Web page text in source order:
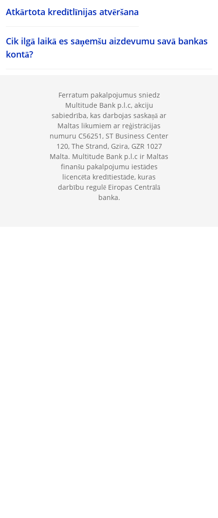
Atkārtota kredītlīnijas atvēršana
Cik ilgā laikā es saņemšu aizdevumu savā bankas
kontā?
Ferratum pakalpojumus sniedz
Multitude Bank p.l.c, akciju
sabiedrība, kas darbojas saskaņā ar
Maltas likumiem ar reģistrācijas
numuru C56251, ST Business Center
120, The Strand, Gzira, GZR 1027
Malta. Multitude Bank p.l.c ir Maltas
finanšu pakalpojumu iestādes
licencēta kredītiestāde, kuras
darbību regulē Eiropas Centrālā
banka.